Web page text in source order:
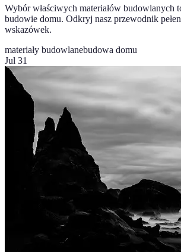
Wybór właściwych materiałów
budowie domu. Odkryj nasz przewodnik
wskazówek.
materiały budowlanebudowa domu
Jul 31